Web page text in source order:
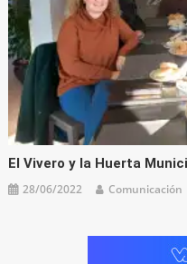
El Vivero y la Huerta
28/06/2022 Comunicación